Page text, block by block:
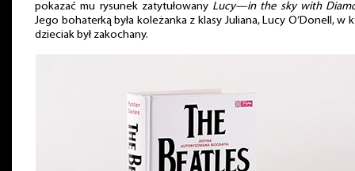
pokazać mu rysunek zatytułowany Lucy—in the sky with
Jego bohaterką była koleżanka z klasy Juliana, Lucy O’Donell, w
dzieciak był zakochany.